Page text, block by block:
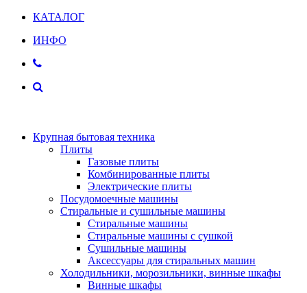
КАТАЛОГ
ИНФО
Крупная бытовая техника
Плиты
Газовые плиты
Комбинированные плиты
Электрические плиты
Посудомоечные машины
Стиральные и сушильные машины
Стиральные машины
Стиральные машины с сушкой
Сушильные машины
Аксессуары для стиральных машин
Холодильники, морозильники, винные шкафы
Винные шкафы